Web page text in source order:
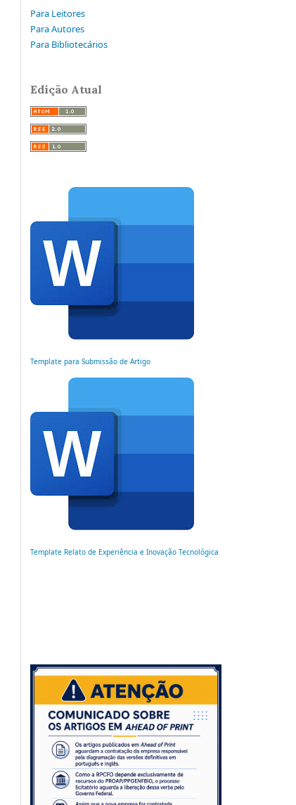
Para Leitores
Para Autores
Para Bibliotecários
Edição Atual
Template para Submissão de Artigo
Template Relato de Experiência e Inovação Tecnológica